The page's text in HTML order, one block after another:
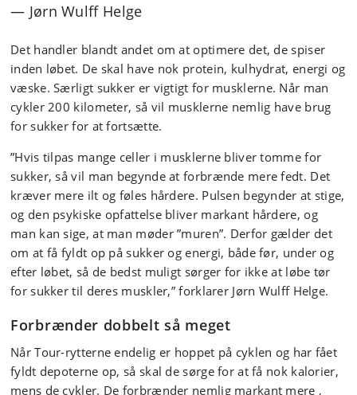
Jørn Wulff Helge
Det handler blandt andet om at optimere det, de spiser
inden løbet. De skal have nok protein, kulhydrat, energi og
væske. Særligt sukker er vigtigt for musklerne. Når man
cykler 200 kilometer, så vil musklerne nemlig have brug
for sukker for at fortsætte.
”Hvis tilpas mange celler i musklerne bliver tomme for
sukker, så vil man begynde at forbrænde mere fedt. Det
kræver mere ilt og føles hårdere. Pulsen begynder at stige,
og den psykiske opfattelse bliver markant hårdere, og
man kan sige, at man møder ”muren”. Derfor gælder det
om at få fyldt op på sukker og energi, både før, under og
efter løbet, så de bedst muligt sørger for ikke at løbe tør
for sukker til deres muskler,” forklarer Jørn Wulff Helge.
Forbrænder dobbelt så meget
Når Tour-rytterne endelig er hoppet på cyklen og har fået
fyldt depoterne op, så skal de sørge for at få nok kalorier,
mens de cykler. De forbrænder nemlig markant mere ,